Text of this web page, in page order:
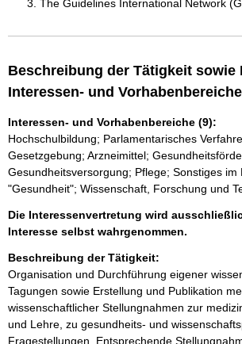
The Guidelines International Network
Beschreibung der Tätigkeit sowie
Interessen- und Vorhabenbereiche
Interessen- und Vorhabenbereiche (9):
Hochschulbildung; Parlamentarisches
Gesetzgebung; Arzneimittel;
Gesundheitsversorgung; Pflege; Sonstiges im
"Gesundheit"; Wissenschaft, Forschung und
Die Interessenvertretung wird
Interesse selbst wahrgenommen.
Beschreibung der Tätigkeit:
Organisation und Durchführung eigener
Tagungen sowie Erstellung und Publikation
wissenschaftlicher Stellungnahmen zur
und Lehre, zu gesundheits- und
Fragestellungen. Entsprechende